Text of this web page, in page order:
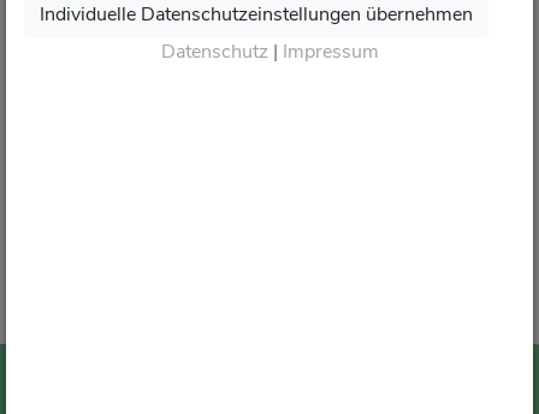
Danke für Ihr Vertrauen.
Individuelle Datenschutzeinstellungen übernehmen
Datenschutz| Impressum